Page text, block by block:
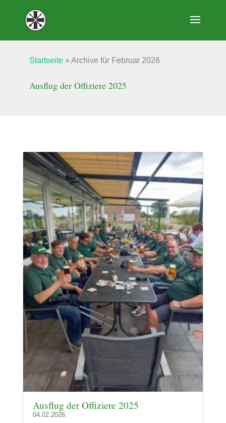
Startseite »Archive für Februar 2026
Ausflug der Offiziere 2025
Ausflug der Offiziere 2025
04.02.2026